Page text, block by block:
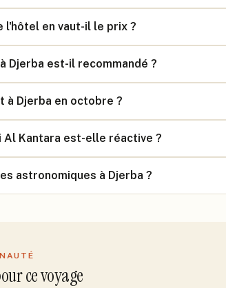
l'hôtel en vaut-il le prix ?
Djerba est-il recommandé ?
à Djerba en octobre ?
Al Kantara est-elle réactive ?
astronomiques à Djerba ?
ce voyage